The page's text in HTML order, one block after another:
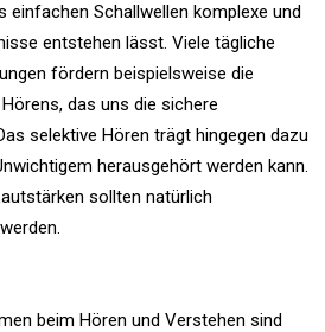
einfachen Schallwellen komplexe und
entstehen lässt. Viele tägliche
fördern beispielsweise die
das uns die sichere
selektive Hören trägt hingegen dazu
herausgehört werden kann.
sollten natürlich
beim Hören und Verstehen sind